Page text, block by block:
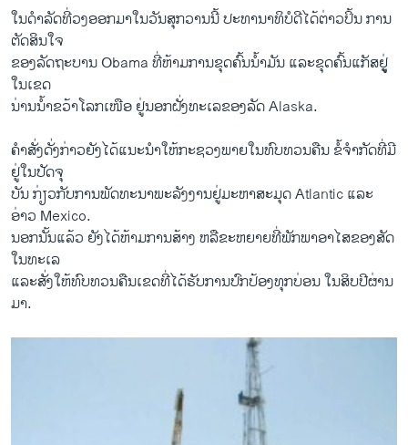
​ໃນດຳ​ລັດ​ທີ່​ວງອອກ​ມາໃນ​ວັນ​ສຸກ​ວານ​ນີ້ ປະທານາທິບໍດີ​ໄດ້​ຕ່າວ​ປິ້ນ ການ​
ຕັດສິນ​ໃຈ
​ຂອງ​ລັດຖະບານ Obama ທີ່​ຫ້າມ​ການ​ຂຸດ​ຄົ້ນນໍ້າມັນ ​ແລະຂຸດ​ຄົ້ນ​ແກັສຢູູ່​
ໃນ​ເຂດ
ນ່ານນໍ້າຂວ້າ​ໂລກ​ເໜືອ ຢູ່ນອກ​ຝັ່ງທະ​ເລ​ຂອງ​ລັດ Alaska​.
ຄໍາ​ສັ່ງ​ດັ່ງກ່າວຍັງ​ໄດ້​ແນະນຳ​ໃຫ້​ກະຊວງ​ພາຍ​ໃນ​ທົບ​ທວນຄືນ ຂໍ້​ຈຳກັດ​ທີ່​ມີ​
ຢູ່ໃນ​ປັດຈຸ
ບັນ ກ່ຽວ​ກັບ​ການ​ພັດທະນາ​ພະລັງງານ​ຢູ່ມະຫາ​ສະ​ມຸດ Atlantic ​ແລະ​
ອ່າວ Mexico.
​ນອກ​ນັ້ນ​ແລ້ວ ຍັງ​ໄດ້​ຫ້າມ​ການ​ສ້າງ ຫລືຂະຫຍາຍ​ທີ່​ພັກ​ພາ​ອາ​ໄສ​ຂອງ​ສັດ​
ໃນ​ທະ​ເລ ​
ແລະ​ສັ່ງ​ໃຫ້​ທົບທວນຄືນ​ເຂດທີ່​ໄດ້ຮັບການ​ປົກ​ປ້ອງທຸກ​ບ່ອນ ໃນ​ສິບ​ປີ​ຜ່ານ​
ມາ.